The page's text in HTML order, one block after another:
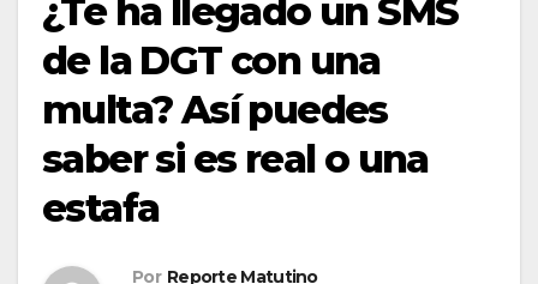
¿Te ha llegado un SMS
de la DGT con una
multa? Así puedes
saber si es real o una
estafa
Por Reporte Matutino